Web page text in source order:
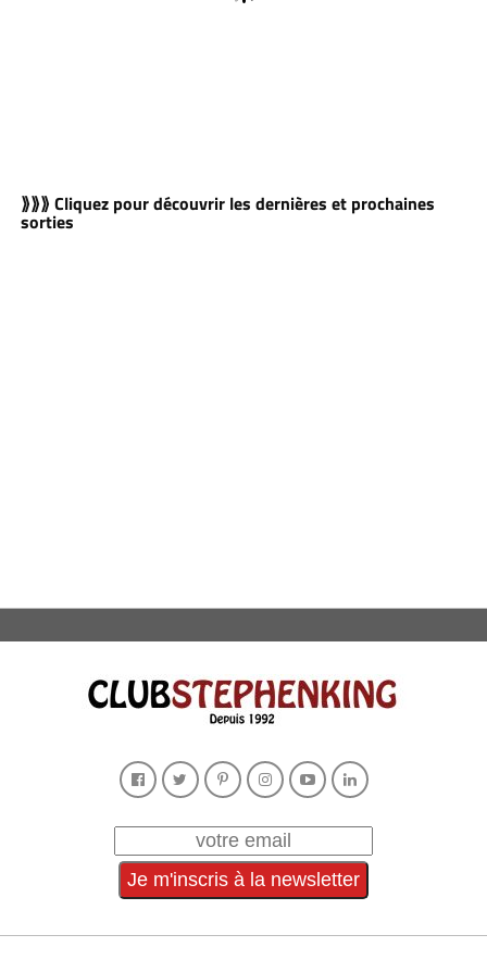
⟫⟫⟫ Cliquez pour découvrir les dernières et prochaines
sorties